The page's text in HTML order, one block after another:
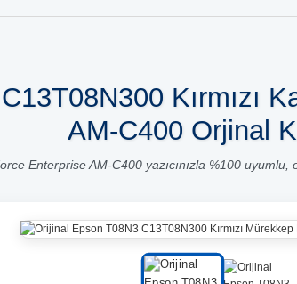
Kırmızı
AM-C400 Orjinal
Enterprise AM-C400 yazıcınızla %100 uyumlu,